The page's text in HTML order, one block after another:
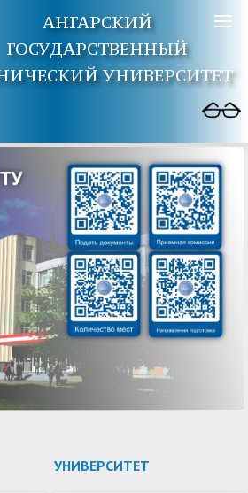
АНГАРСКИЙ
ГОСУДАРСТВЕННЫЙ
УНИВЕРСИТЕТ
УНИВЕРСИТЕТ